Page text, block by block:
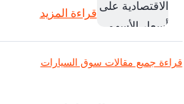
قراءة المزيد
قراءة جميع مقالات سوق السيارات